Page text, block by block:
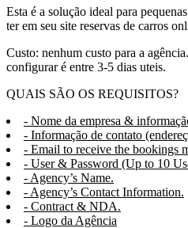
Esta é a solução ideal para
ter em seu site reservas de carros
Custo: nenhum custo para a
configurar é entre 3-5 dias uteis.
QUAIS SÃO OS REQUISITOS?
- Nome da empresa &
- Informação de contato
- Email to receive the bookings
- User & Password (Up to 10
- Agency’s Name.
- Agency’s Contact Information.
- Contract & NDA.
- Logo da Agência